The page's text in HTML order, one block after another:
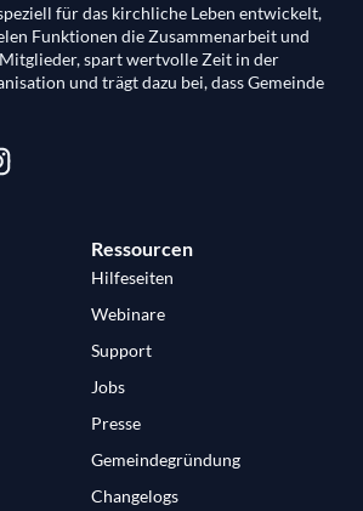
für das kirchliche Leben entwickelt,
Funktionen die Zusammenarbeit und
spart wertvolle Zeit in der
und trägt dazu bei, dass Gemeinde
Ressourcen
Hilfeseiten
Webinare
Support
Jobs
Presse
Gemeindegründung
Changelogs